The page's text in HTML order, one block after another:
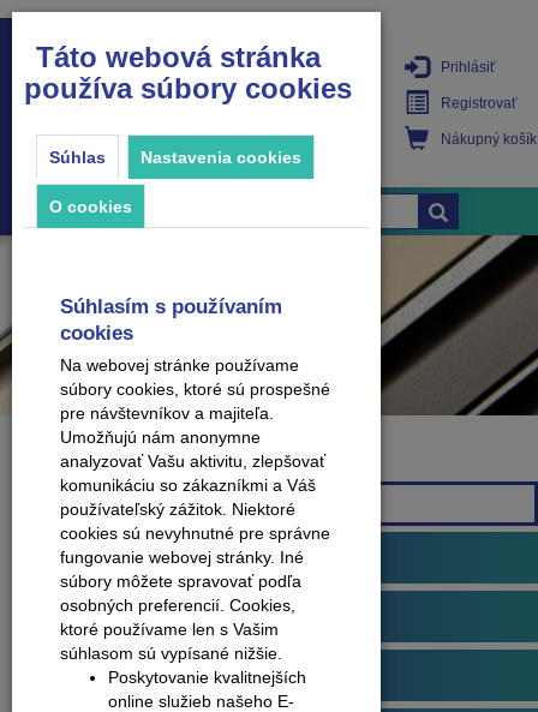
PRODUKTY
Prihlásiť
Registrovať
Nákupný košík
Značka
Všetky značky
Podlahové profily
Plávajúce podlahy
Dvere
Táto webová stránka
používa súbory cookies
Súhlas Nastavenia cookies
O cookies
Súhlasím s používaním
cookies
Na webovej stránke používame
súbory cookies, ktoré sú prospešné
pre návštevníkov a majiteľa.
Umožňujú nám anonymne
analyzovať Vašu aktivitu, zlepšovať
komunikáciu so zákazníkmi a Váš
používateľský zážitok. Niektoré
cookies sú nevyhnutné pre správne
fungovanie webovej stránky. Iné
súbory môžete spravovať podľa
osobných preferencií. Cookies,
ktoré používame len s Vašim
súhlasom sú vypísané nižšie.
Poskytovanie kvalitnejších
online služieb našeho E-